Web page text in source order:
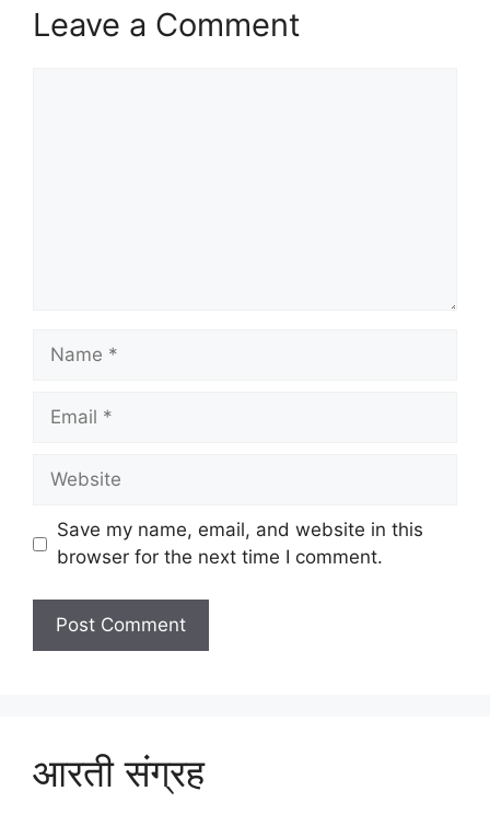
Leave a Comment
Name
Email
Website
Save my name, email, and website in this
browser for the next time I comment.
आरती संग्रह